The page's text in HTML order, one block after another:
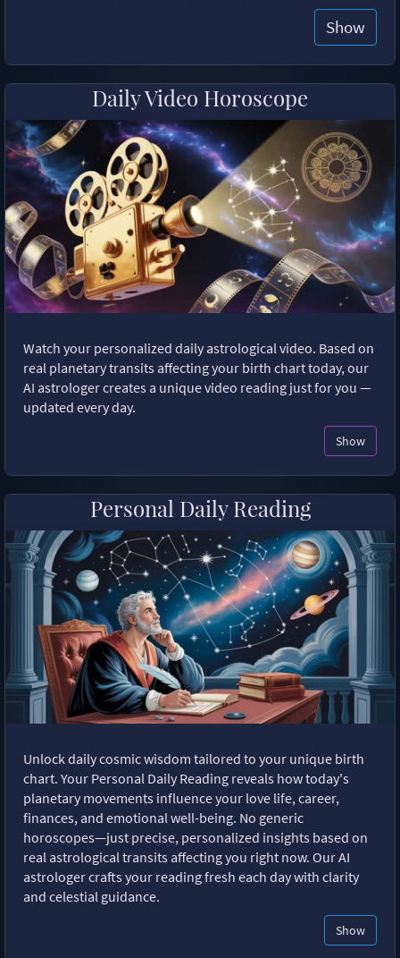
Show
Daily Video Horoscope
Watch your personalized daily astrological video. Based on
real planetary transits affecting your birth chart today, our
AI astrologer creates a unique video reading just for you —
updated every day.
Show
Personal Daily Reading
Unlock daily cosmic wisdom tailored to your unique birth
chart. Your Personal Daily Reading reveals how today's
planetary movements influence your love life, career,
finances, and emotional well-being. No generic
horoscopes—just precise, personalized insights based on
real astrological transits affecting you right now. Our AI
astrologer crafts your reading fresh each day with clarity
and celestial guidance.
Show